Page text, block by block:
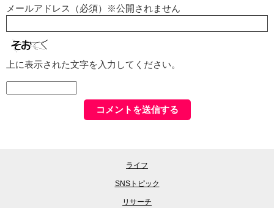
メールアドレス（必須）※公開されません
上に表示された文字を入力してください。
ライフ
SNSトピック
リサーチ